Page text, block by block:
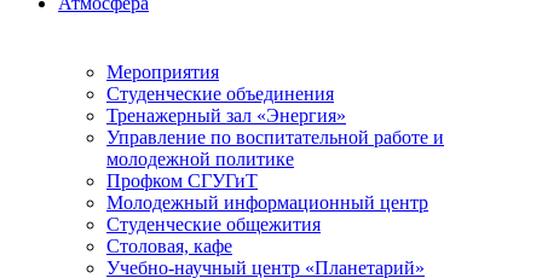
Мероприятия
Студенческие объединения
Тренажерный зал «Энергия»
Управление по воспитательной работе и
молодежной политике
Профком СГУГиТ
Молодежный информационный центр
Студенческие общежития
Столовая, кафе
Учебно-научный центр «Планетарий»